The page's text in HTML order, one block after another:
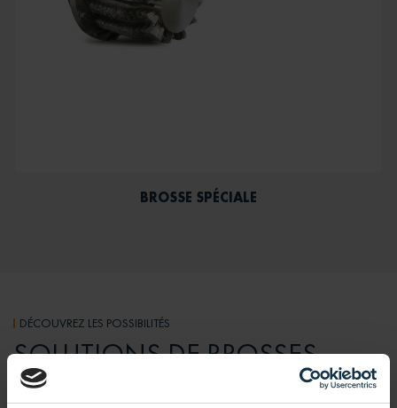
BROSSE SPÉCIALE
DÉCOUVREZ LES POSSIBILITÉS
SOLUTIONS DE BROSSES
SPÉCIFIQUES AU CLIENT